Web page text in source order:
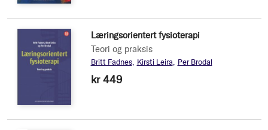
Læringsorientert fysioterapi
Teori og praksis
Britt Fadnes Kirsti Leira Per Brodal
kr 449